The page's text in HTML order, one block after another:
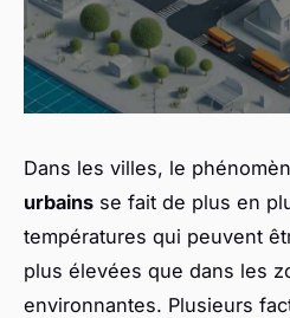
Dans les villes, le
urbains se fait de plus en
températures qui peuvent
plus élevées que dans les
environnantes. Plusieurs